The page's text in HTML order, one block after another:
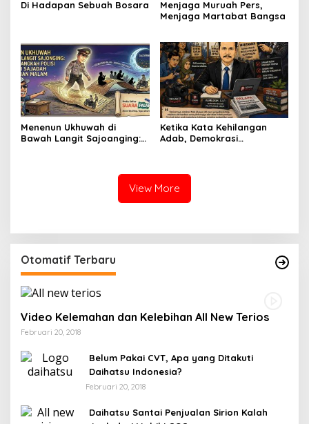
Di Hadapan Sebuah Bosara
Menjaga Muruah Pers,
Menjaga Martabat Bangsa
Menenun Ukhuwah di
Bawah Langit Sajoanging:
Ketika Kata Kehilangan
Adab, Demokrasi
View More
Otomatif Terbaru
Video Kelemahan dan Kelebihan All New Terios
Februari 20, 2018
Belum Pakai CVT, Apa yang Ditakuti
Daihatsu Indonesia?
Februari 20, 2018
Daihatsu Santai Penjualan Sirion Kalah